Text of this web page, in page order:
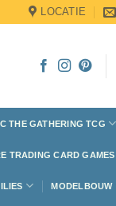
LOCATIE
THE GATHERING TCG
TRADING CARD GAMES
MODELBOUW